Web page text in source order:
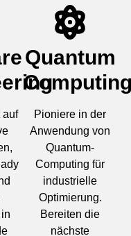
auf
Quantum
Pioniere in der
Anwendung von
Quantum-
Computing für
industrielle
Optimierung.
Bereiten die
nächste